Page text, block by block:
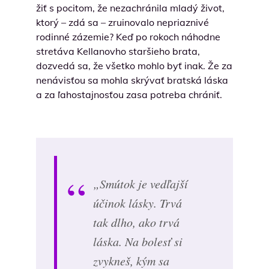
žiť s pocitom, že nezachránila mladý život,
ktorý – zdá sa – zruinovalo nepriaznivé
rodinné zázemie? Keď po rokoch náhodne
stretáva Kellanovho staršieho brata,
dozvedá sa, že všetko mohlo byť inak. Že za
nenávisťou sa mohla skrývať bratská láska
a za ľahostajnosťou zasa potreba chrániť.
„Smútok je vedľajší
účinok lásky. Trvá
tak dlho, ako trvá
láska. Na bolesť si
zvykneš, kým sa